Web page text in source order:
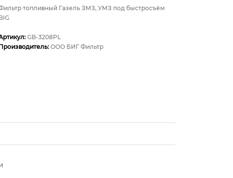
топливный Газель ЗМЗ, УМЗ под быстросъём
GB-3208PL
ООО БИГ Фильтр